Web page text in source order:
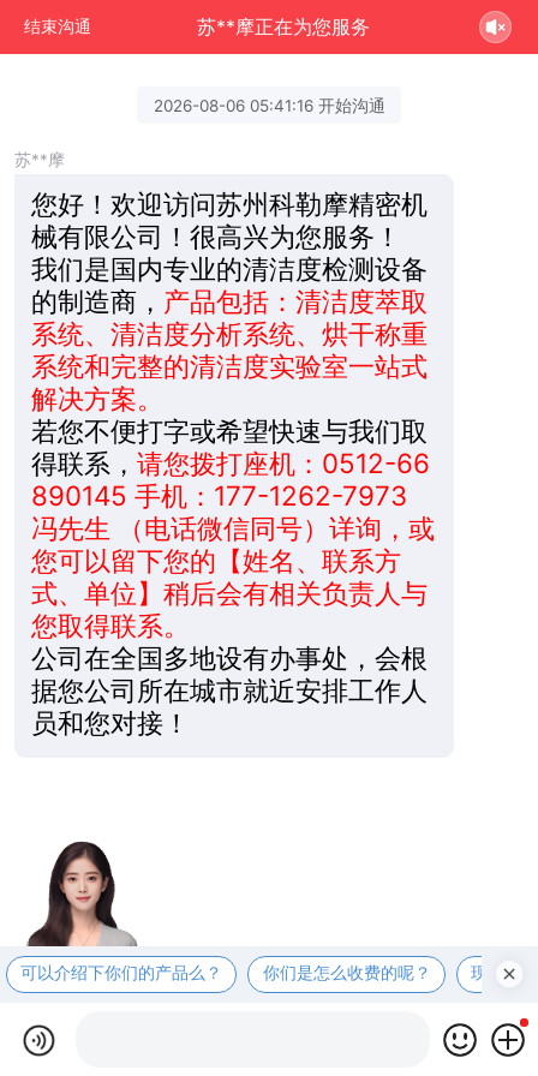
结束沟通 苏**摩正在为您服务
2026-08-06 05:41:16 开始沟通
苏**摩
您好！欢迎访问苏州科勒摩精密机
械有限公司！很高兴为您服务！
我们是国内专业的清洁度检测设备
的制造商， 产品包括：清洁度萃取
系统、清洁度分析系统、烘干称重
系统和完整的清洁度实验室一站式
解决方案。
若您不便打字或希望快速与我们取
得联系， 请您拨打座机：0512-66
890145 手机：177-1262-7973
冯先生 （电话微信同号）详询，或
您可以留下您的【姓名、联系方
式、单位】稍后会有相关负责人与
您取得联系。
公司在全国多地设有办事处，会根
据您公司所在城市就近安排工作人
员和您对接！
可以介绍下你们的产品么？ 你们是怎么收费的呢？ 现在有